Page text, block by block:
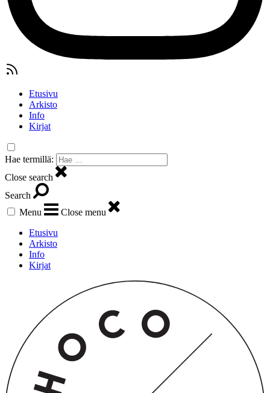
Etusivu
Arkisto
Info
Kirjat
Hae termillä:
Close search
Search
Menu
Close menu
Etusivu
Arkisto
Info
Kirjat